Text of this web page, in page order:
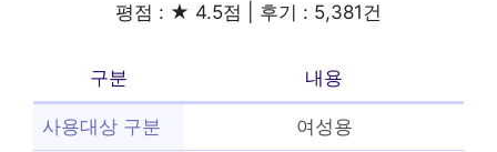
평점 : ★ 4.5점 | 후기 : 5,381건
구분 내용
사용대상 구분 여성용